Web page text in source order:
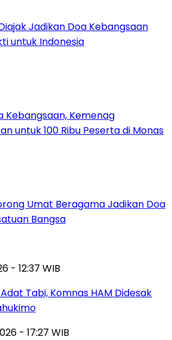
Jadikan Doa Kebangsaan
untuk Indonesia
Kebangsaan, Kemenag
untuk 100 Ribu Peserta di Monas
Umat Beragama Jadikan Doa
Bangsa
- 12:37 WIB
Tabi, Komnas HAM Didesak
- 17:27 WIB